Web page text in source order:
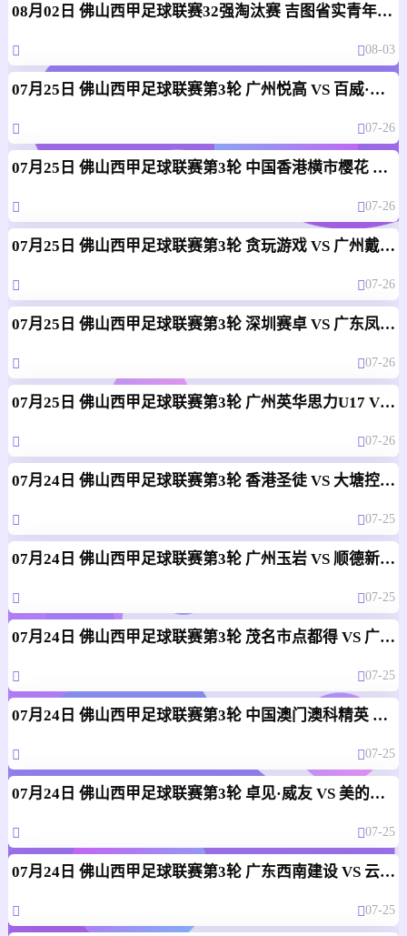
08月02日 佛山西甲足球联赛32强淘汰赛 吉图省实青年 VS 德兢艾捷斯 全场录像
08-03
07月25日 佛山西甲足球联赛第3轮 广州悦高 VS 百威·华兴 全场录像
07-26
07月25日 佛山西甲足球联赛第3轮 中国香港横市樱花 VS 吉图省实青年 全场录像
07-26
07月25日 佛山西甲足球联赛第3轮 贪玩游戏 VS 广州戴拿模 全场录像
07-26
07月25日 佛山西甲足球联赛第3轮 深圳赛卓 VS 广东凤铝 全场录像
07-26
07月25日 佛山西甲足球联赛第3轮 广州英华思力U17 VS 三水强鸿轩青年 全场录像
07-26
07月24日 佛山西甲足球联赛第3轮 香港圣徒 VS 大塘控股 全场录像
07-25
07月24日 佛山西甲足球联赛第3轮 广州玉岩 VS 顺德新青年 全场录像
07-25
07月24日 佛山西甲足球联赛第3轮 茂名市点都得 VS 广州求信 全场录像
07-25
07月24日 佛山西甲足球联赛第3轮 中国澳门澳科精英 VS 藝品高國際 全场录像
07-25
07月24日 佛山西甲足球联赛第3轮 卓见·威友 VS 美的薪火 全场录像
07-25
07月24日 佛山西甲足球联赛第3轮 广东西南建设 VS 云东海街道 全场录像
07-25